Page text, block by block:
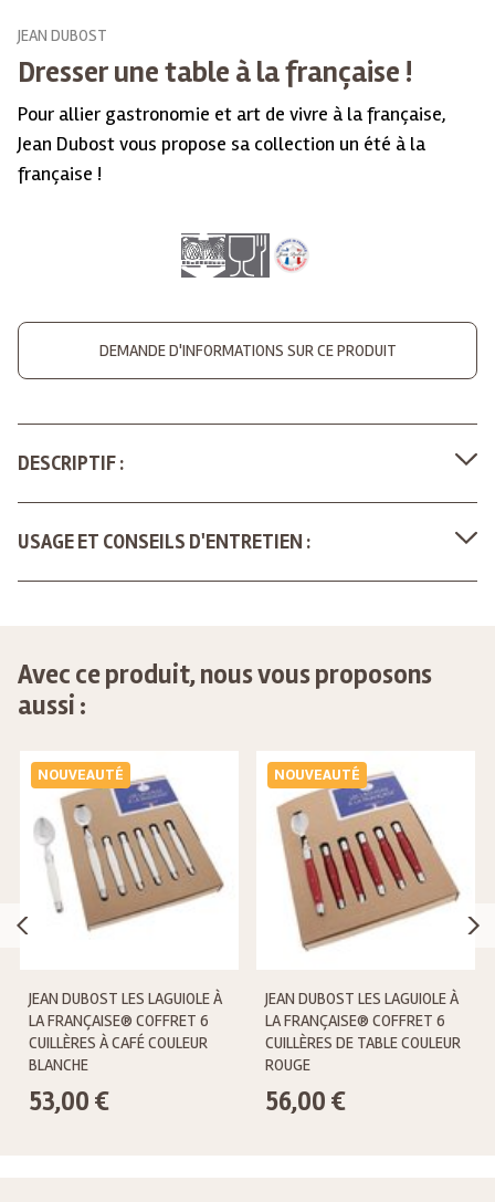
JEAN DUBOST
Dresser une table à la française !
Pour allier gastronomie et art de vivre à la française,
Jean Dubost vous propose sa collection un été à la
française !
DEMANDE D'INFORMATIONS SUR CE PRODUIT
DESCRIPTIF :
USAGE ET CONSEILS D'ENTRETIEN :
Avec ce produit, nous vous proposons
aussi :
NOUVEAUTÉ
JEAN DUBOST LES LAGUIOLE À
LA FRANÇAISE® COFFRET 6
CUILLÈRES À CAFÉ COULEUR
BLANCHE
53,00 €
NOUVEAUTÉ
JEAN DUBOST LES LAGUIOLE À
LA FRANÇAISE® COFFRET 6
CUILLÈRES DE TABLE COULEUR
ROUGE
56,00 €